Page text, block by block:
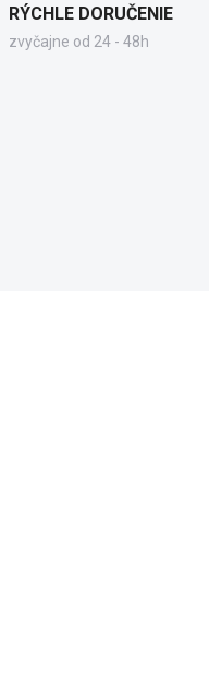
RÝCHLE DORUČENIE
zvyčajne od 24 - 48h